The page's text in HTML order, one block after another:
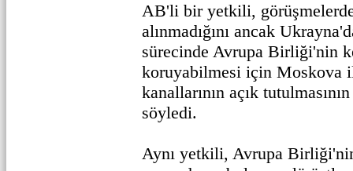
AB'li bir yetkili,
alınmadığını ancak
sürecinde Avrupa Birliği'nin
koruyabilmesi için Moskova
kanallarının açık
söyledi.
Aynı yetkili, Avrupa